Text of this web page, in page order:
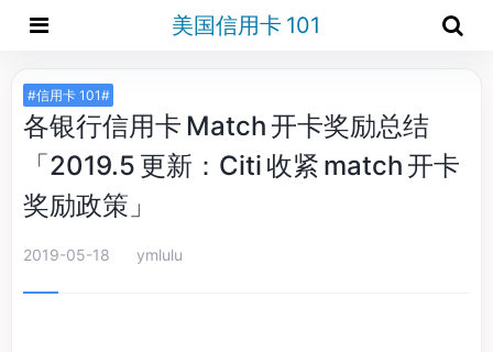
美国信用卡 101
#信用卡 101#
各银行信用卡 Match 开卡奖励总结
「2019.5 更新：Citi 收紧 match 开卡
奖励政策」
2019-05-18 ymlulu